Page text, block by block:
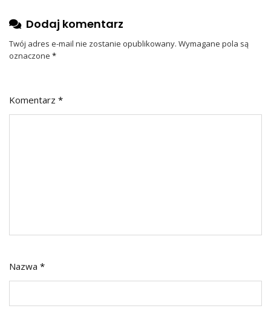
Dodaj komentarz
Twój adres e-mail nie zostanie opublikowany. Wymagane pola są
oznaczone *
Komentarz *
Nazwa *